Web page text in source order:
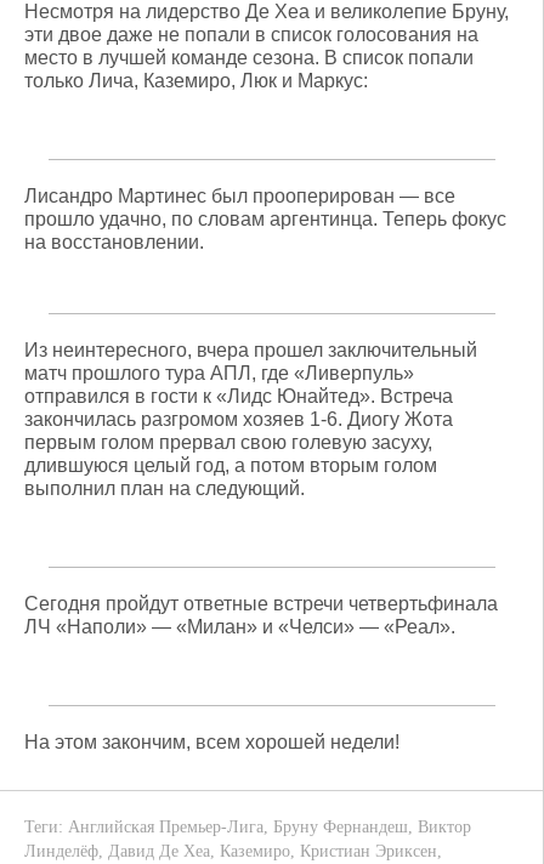
Несмотря на лидерство Де Хеа и великолепие Бруну,
эти двое даже не попали в список голосования на
место в лучшей команде сезона. В список попали
только Лича, Каземиро, Люк и Маркус:
Лисандро Мартинес был прооперирован — все
прошло удачно, по словам аргентинца. Теперь фокус
на восстановлении.
Из неинтересного, вчера прошел заключительный
матч прошлого тура АПЛ, где «Ливерпуль»
отправился в гости к «Лидс Юнайтед». Встреча
закончилась разгромом хозяев 1-6. Диогу Жота
первым голом прервал свою голевую засуху,
длившуюся целый год, а потом вторым голом
выполнил план на следующий.
Сегодня пройдут ответные встречи четвертьфинала
ЛЧ «Наполи» — «Милан» и «Челси» — «Реал».
На этом закончим, всем хорошей недели!
Теги: Английская Премьер-Лига, Бруну Фернандеш, Виктор
Линделёф, Давид Де Хеа, Каземиро, Кристиан Эриксен,